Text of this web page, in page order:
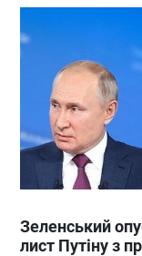
Зеленський
лист Путіну з